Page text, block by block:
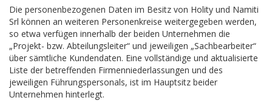
Die personenbezogenen Daten im Besitz von Holity und Namiti
Srl können an weiteren Personenkreise weitergegeben werden,
so etwa verfügen innerhalb der beiden Unternehmen die
„Projekt- bzw. Abteilungsleiter“ und jeweiligen „Sachbearbeiter“
über sämtliche Kundendaten. Eine vollständige und aktualisierte
Liste der betreffenden Firmenniederlassungen und des
jeweiligen Führungspersonals, ist im Hauptsitz beider
Unternehmen hinterlegt.